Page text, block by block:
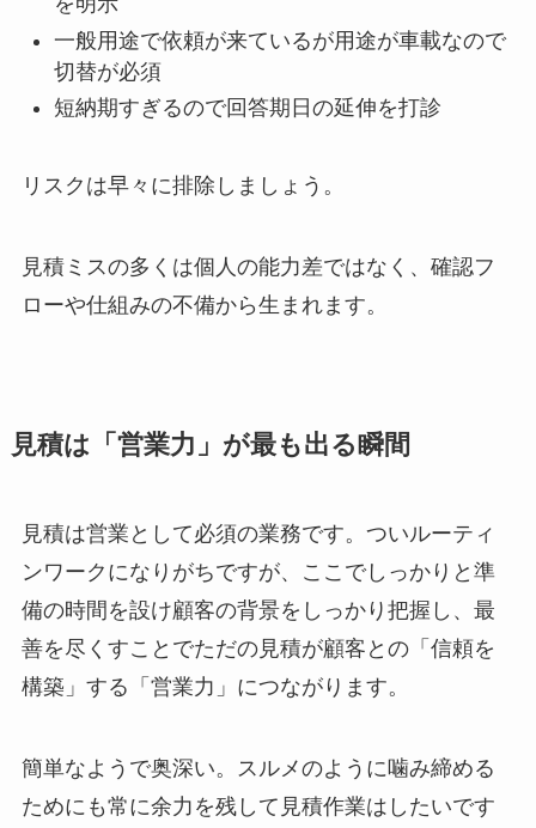
一般用途で依頼が来ているが用途が車載なので
切替が必須
短納期すぎるので回答期日の延伸を打診
リスクは早々に排除しましょう。
見積ミスの多くは個人の能力差ではなく、確認フ
ローや仕組みの不備から生まれます。
見積は「営業力」が最も出る瞬間
見積は営業として必須の業務です。ついルーティ
ンワークになりがちですが、ここでしっかりと準
備の時間を設け顧客の背景をしっかり把握し、最
善を尽くすことでただの見積が顧客との「信頼を
構築」する「営業力」につながります。
簡単なようで奥深い。スルメのように噛み締める
ためにも常に余力を残して見積作業はしたいです